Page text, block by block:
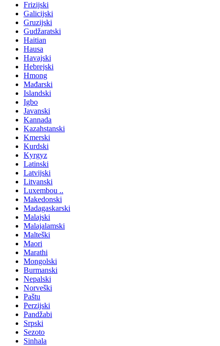
Frizijski
Galicijski
Gruzijski
Gudžaratski
Haitian
Hausa
Havajski
Hebrejski
Hmong
Mađarski
Islandski
Igbo
Javanski
Kannada
Kazahstanski
Kmerski
Kurdski
Kyrgyz
Latinski
Latvijski
Litvanski
Luxembou ..
Makedonski
Madagaskarski
Malajski
Malajalamski
Malteški
Maori
Marathi
Mongolski
Burmanski
Nepalski
Norveški
Paštu
Perzijski
Pandžabi
Srpski
Sezoto
Sinhala